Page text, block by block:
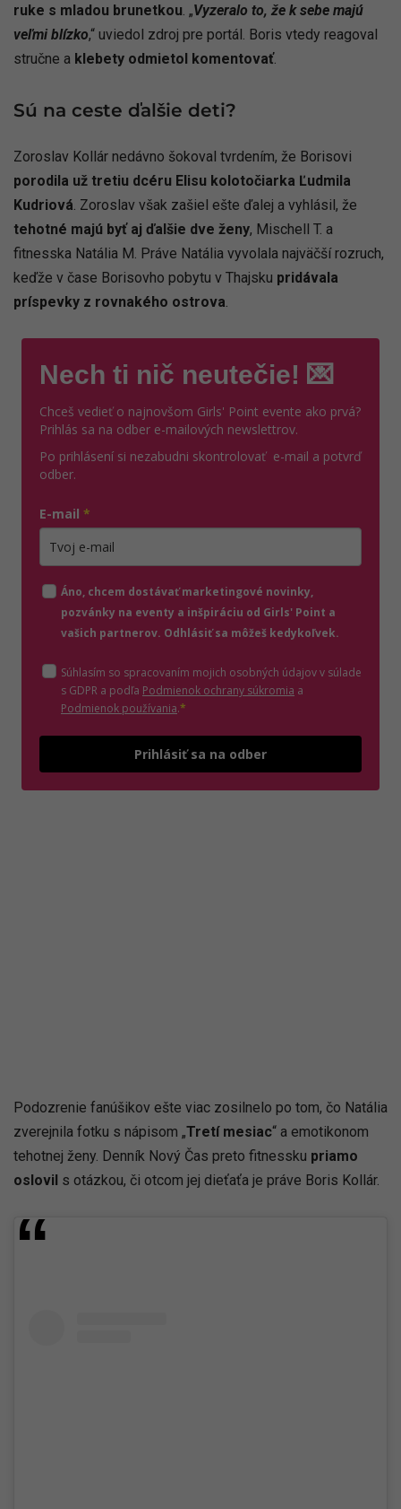
ruke s mladou brunetkou. „Vyzeralo to, že k sebe majú
veľmi blízko,“ uviedol zdroj pre portál. Boris vtedy reagoval
stručne a klebety odmietol komentovať.
Sú na ceste ďalšie deti?
Zoroslav Kollár nedávno šokoval tvrdením, že Borisovi
porodila už tretiu dcéru Elisu kolotočiarka Ľudmila
Kudriová. Zoroslav však zašiel ešte ďalej a vyhlásil, že
tehotné majú byť aj ďalšie dve ženy, Mischell T. a
fitnesska Natália M. Práve Natália vyvolala najväčší rozruch,
keďže v čase Borisovho pobytu v Thajsku pridávala
príspevky z rovnakého ostrova.
Nech ti nič neutečie! 💌
Chceš vedieť o najnovšom Girls' Point evente ako prvá?
Prihlás sa na odber e-mailových newslettrov.
Po prihlásení si nezabudni skontrolovať e-mail a potvrď
odber.
E-mail *
Áno, chcem dostávať marketingové novinky,
pozvánky na eventy a inšpiráciu od Girls' Point a
vašich partnerov. Odhlásiť sa môžeš kedykoľvek.
Súhlasím so spracovaním mojich osobných údajov v súlade
s GDPR a podľa Podmienok ochrany súkromia (otvorí sa v novom
a
Podmienok používania(otvorí sa v novom okne)
.*
Prihlásiť sa na odber
Podozrenie fanúšikov ešte viac zosilnelo po tom, čo Natália
zverejnila fotku s nápisom „Tretí mesiac“ a emotikonom
tehotnej ženy. Denník Nový Čas preto fitnessku priamo
oslovil s otázkou, či otcom jej dieťaťa je práve Boris Kollár.